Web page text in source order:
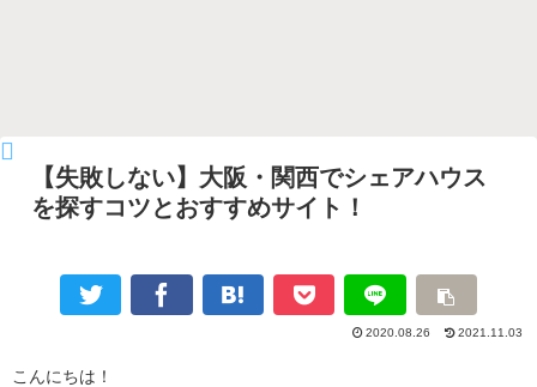
【失敗しない】大阪・関西でシェアハウス
を探すコツとおすすめサイト！
2020.08.26 2021.11.03
こんにちは！